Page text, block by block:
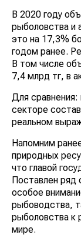
В 2020 году
рыболовства и
это на 17,3%
годом ранее.
В том числе
7,4 млрд тг, в
Для сравнения:
секторе
реальном
Напомним
природных
что главой
Поставлен ряд
особое
рыбоводства,
рыболовства к
мире.